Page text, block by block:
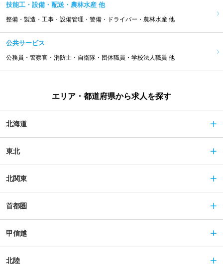
技能工・設備・配送・農林水産 他
整備・製造・工事・設備管理・警備・ドライバー・農林水産 他
公共サービス
公務員・警察官・消防士・自衛隊・団体職員・学校法人職員 他
エリア・都道府県から求人を探す
北海道
東北
北関東
首都圏
甲信越
北陸